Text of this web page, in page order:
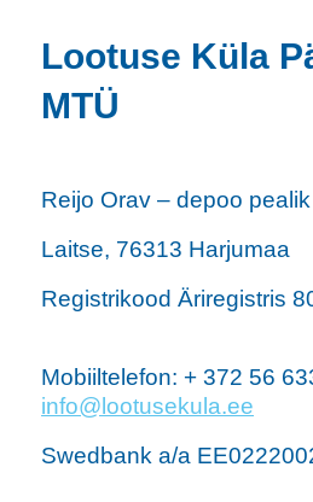
Lootuse Küla
MTÜ
Reijo Orav – depoo pealik
Laitse, 76313 Harjumaa
Registrikood Äriregistris
Mobiiltelefon: + 372 56
info@lootusekula.ee
Swedbank a/a